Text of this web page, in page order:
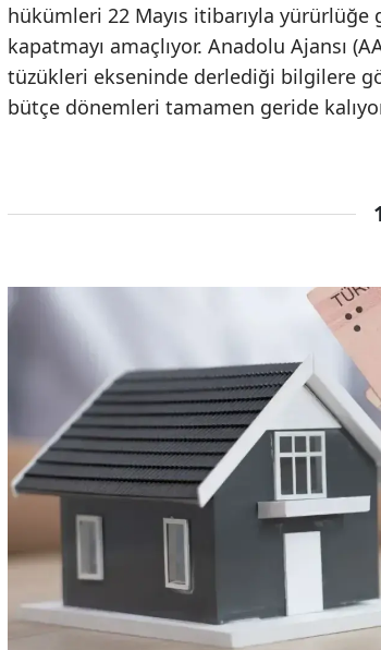
hükümleri 22 Mayıs itibarıyla
kapatmayı amaçlıyor. Anadolu Ajansı
tüzükleri ekseninde derlediği bilgilere
bütçe dönemleri tamamen geride